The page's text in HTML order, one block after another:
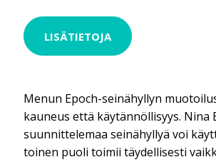
LISÄTIETOJA
Menun Epoch-seinähyllyn
kauneus että käytännöllisyys. Nina
suunnittelemaa seinähyllyä voi
toinen puoli toimii täydellisesti